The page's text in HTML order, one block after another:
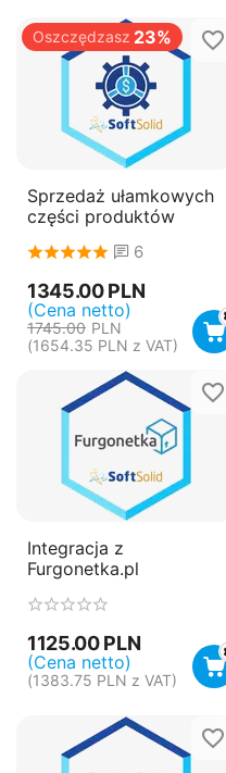
Oszczędzasz 23%
Sprzedaż ułamkowych
części produktów
6
1745.00 PLN
1345.00 PLN
(Cena netto)
(1654.35 PLN z VAT)
Integracja z
Furgonetka.pl
1125.00 PLN
(Cena netto)
(1383.75 PLN z VAT)